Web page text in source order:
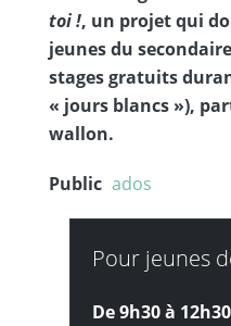
toi !, un projet qui
jeunes du
stages gratuits
« jours blancs »),
wallon.
Public ados
Pour jeunes
De 9h30 à 12h30